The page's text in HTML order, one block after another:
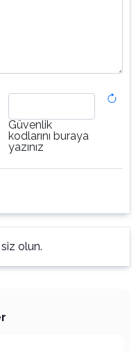
Güvenlik
kodlarını buraya
yazınız
olun.